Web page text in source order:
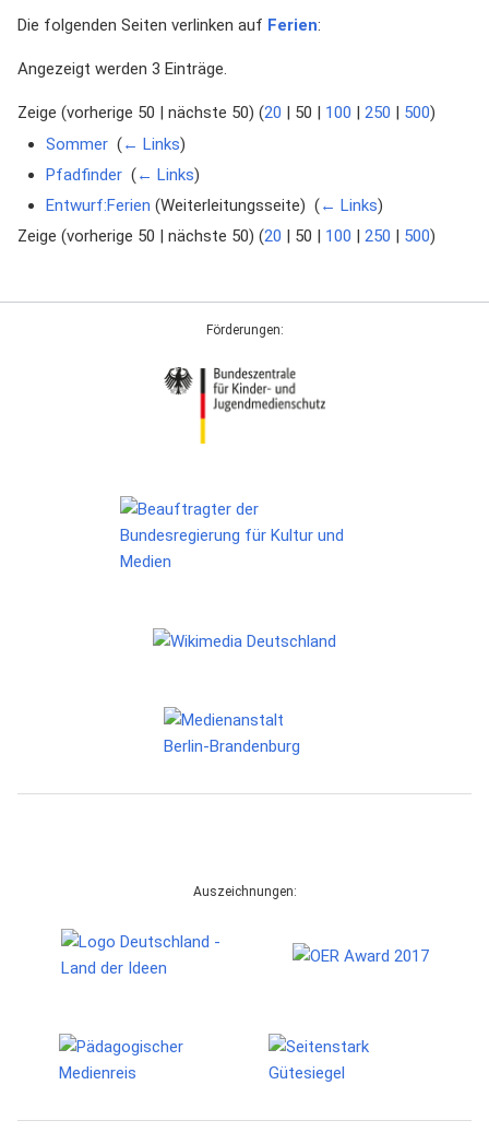
Die folgenden Seiten verlinken auf Ferien:
Angezeigt werden 3 Einträge.
Zeige (vorherige 50 nächste 50) (20 50 100 250 500)
Sommer‎ (← Links)
Pfadfinder‎ (← Links)
Entwurf:Ferien (Weiterleitungsseite) ‎ (← Links)
Zeige (vorherige 50 | nächste 50) (20 | 50 | 100 | 250 | 500)
Förderungen:
Auszeichnungen: